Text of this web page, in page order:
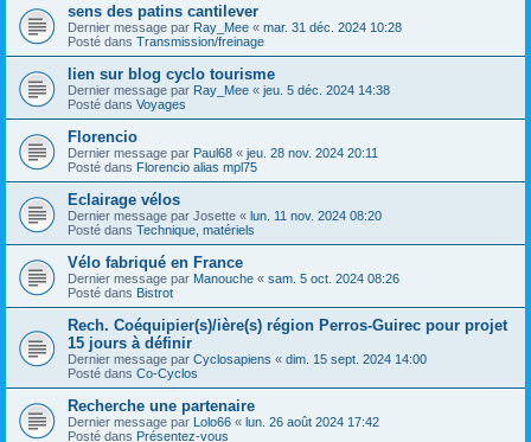
sens des patins cantilever
Dernier message par Ray_Mee « mar. 31 déc. 2024 10:28
Posté dans Transmission/freinage
lien sur blog cyclo tourisme
Dernier message par Ray_Mee « jeu. 5 déc. 2024 14:38
Posté dans Voyages
Florencio
Dernier message par Paul68 « jeu. 28 nov. 2024 20:11
Posté dans Florencio alias mpl75
Eclairage vélos
Dernier message par Josette « lun. 11 nov. 2024 08:20
Posté dans Technique, matériels
Vélo fabriqué en France
Dernier message par Manouche « sam. 5 oct. 2024 08:26
Posté dans Bistrot
Rech. Coéquipier(s)/ière(s) région Perros-Guirec pour projet
15 jours à définir
Dernier message par Cyclosapiens « dim. 15 sept. 2024 14:00
Posté dans Co-Cyclos
Recherche une partenaire
Dernier message par Lolo66 « lun. 26 août 2024 17:42
Posté dans Présentez-vous